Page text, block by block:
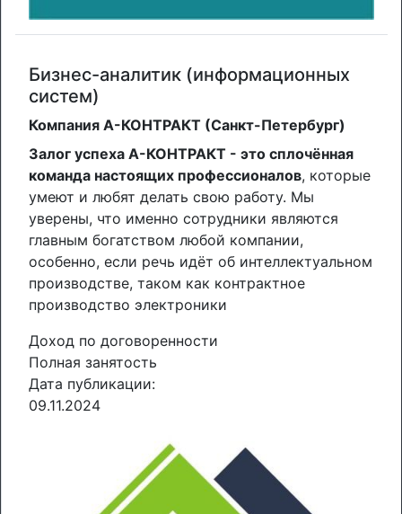
Бизнес-аналитик (информационных
систем)
Компания А-КОНТРАКТ (Санкт-Петербург)
Залог успеха А-КОНТРАКТ - это сплочённая
команда настоящих профессионалов, которые
умеют и любят делать свою работу. Мы
уверены, что именно сотрудники являются
главным богатством любой компании,
особенно, если речь идёт об интеллектуальном
производстве, таком как контрактное
производство электроники
Доход по договоренности
Полная занятость
Дата публикации:
09.11.2024